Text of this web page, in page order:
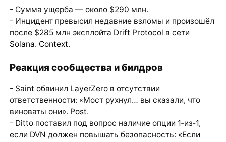
- Сумма ущерба — около $290 млн.
- Инцидент превысил недавние взломы и произошёл
после $285 млн эксплойта Drift Protocol в сети
Solana. Context.
Реакция сообщества и билдров
- Saint обвинил LayerZero в отсутствии
ответственности: «Мост рухнул… вы сказали, что
виноваты они». Post.
- Ditto поставил под вопрос наличие опции 1‑из‑1,
если DVN должен повышать безопасность: «Если